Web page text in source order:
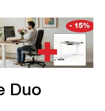
Duo